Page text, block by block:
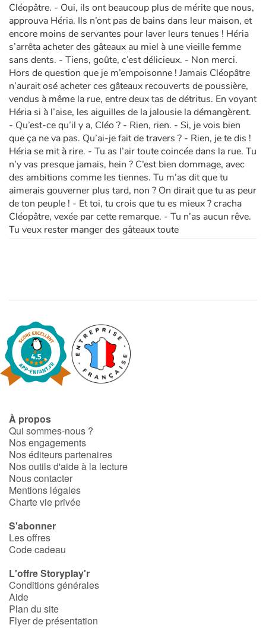
Cléopâtre. - Oui, ils ont beaucoup plus de mérite que nous,
approuva Héria. Ils n’ont pas de bains dans leur maison, et
encore moins de servantes pour laver leurs tenues ! Héria
s’arrêta acheter des gâteaux au miel à une vieille femme
sans dents. - Tiens, goûte, c’est délicieux. - Non merci.
Hors de question que je m’empoisonne ! Jamais Cléopâtre
n’aurait osé acheter ces gâteaux recouverts de poussière,
vendus à même la rue, entre deux tas de détritus. En voyant
Héria si à l’aise, les aiguilles de la jalousie la démangèrent.
- Qu’est-ce qu’il y a, Cléo ? - Rien, rien. - Si, je vois bien
que ça ne va pas. Qu’ai-je fait de travers ? - Rien, je te dis !
Héria se mit à rire. - Tu as l’air toute coincée dans la rue. Tu
n’y vas presque jamais, hein ? C’est bien dommage, avec
des ambitions comme les tiennes. Tu m’as dit que tu
aimerais gouverner plus tard, non ? On dirait que tu as peur
de ton peuple ! - Et toi, tu crois que tu es mieux ? cracha
Cléopâtre, vexée par cette remarque. - Tu n’as aucun rêve.
Tu veux rester manger des gâteaux toute
À propos
Qui sommes-nous ?
Nos engagements
Nos éditeurs partenaires
Nos outils d'aide à la lecture
Nous contacter
Mentions légales
Charte vie privée
S'abonner
Les offres
Code cadeau
L'offre Storyplay'r
Conditions générales
Aide
Plan du site
Flyer de présentation